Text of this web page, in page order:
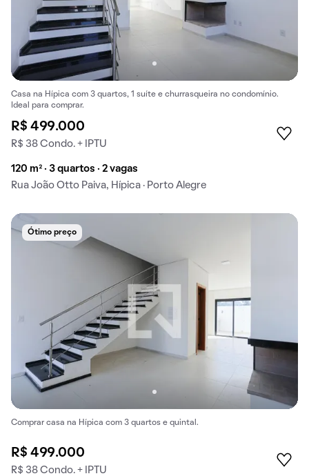
Casa na Hípica com 3 quartos, 1 suíte e churrasqueira no condomínio.
Ideal para comprar.
R$ 499.000
R$ 38 Condo. + IPTU
120 m² · 3 quartos · 2 vagas
Rua João Otto Paiva, Hípica · Porto Alegre
Ótimo preço
Comprar casa na Hípica com 3 quartos e quintal.
R$ 499.000
R$ 38 Condo. + IPTU